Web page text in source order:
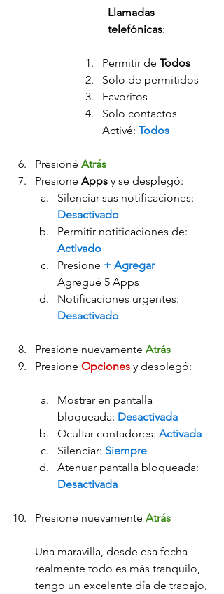
Llamadas
telefónicas:
Permitir de Todos
Solo de permitidos
Favoritos
Solo contactos
Activé: Todos
Presioné Atrás
Presione Apps y se desplegó:
Silenciar sus notificaciones:
Desactivado
Permitir notificaciones de:
Activado
Presione + Agregar
Agregué 5 Apps
Notificaciones urgentes:
Desactivado
Presione nuevamente Atrás
Presione Opciones y desplegó:
Mostrar en pantalla
bloqueada: Desactivada
Ocultar contadores: Activada
Silenciar: Siempre
Atenuar pantalla bloqueada:
Desactivada
Presione nuevamente Atrás
Una maravilla, desde esa fecha
realmente todo es más tranquilo,
tengo un excelente día de trabajo,